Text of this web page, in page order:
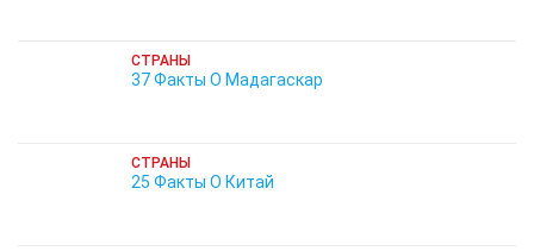
СТРАНЫ
37 Факты О Мадагаскар
СТРАНЫ
25 Факты О Китай